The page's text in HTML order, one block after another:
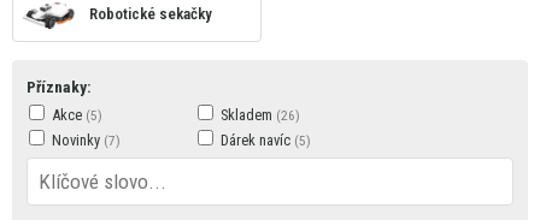
Robotické sekačky
Příznaky:
Akce
Novinky
Skladem
Dárek navíc